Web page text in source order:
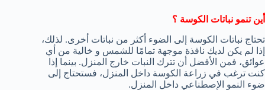
أين تنمو نباتات الكوسة ؟
تحتاج نباتات الكوسة إلى الضوء أكثر من نباتات أخرى. لذلك،
إذا لم يكن لديك نافذة موجهة تمامًا للشمس و خالية من أي
عوائق، فمن الأفضل أن تترك النبات خارج المنزل. بينما إذا
كنت ترغب في زراعة الكوسة داخل المنزل، فستحتاج إلى
ضوء النمو الإصطناعي داخل المنزل.